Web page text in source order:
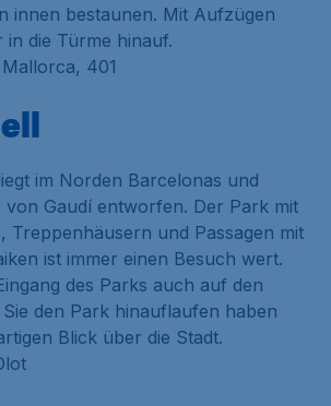
innen bestaunen. Mit Aufzügen
in die Türme hinauf.
401
im Norden Barcelonas und
von Gaudí entworfen. Der Park mit
Treppenhäusern und Passagen mit
ist immer einen Besuch wert.
des Parks auch auf den
den Park hinauflaufen haben
Blick über die Stadt.